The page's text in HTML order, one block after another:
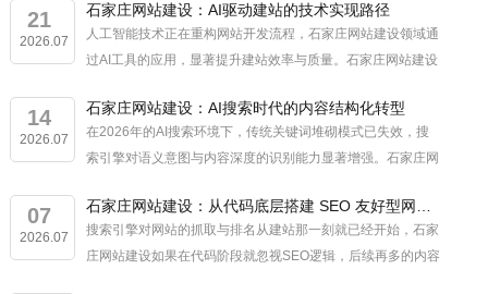
涉及内容模型设计、媒体处理流程、...
21
2026.07
石家庄网站建设：AI驱动建站的技术实现路径
人工智能技术正在重构网站开发流程，石家庄网站建设领域通
过AI工具的应用，显著提升建站效率与质量。石家庄网站建设
核心环节，形成系统化的技术实现...
14
2026.07
石家庄网站建设：AI搜索时代的内容结构化转型
在2026年的AI搜索环境下，传统关键词堆砌模式已失效，搜
索引擎对语义意图与内容深度的识别能力显著增强。石家庄网
解的结构化信息体系。内容主...
07
2026.07
石家庄网站建设：从代码底层搭建 SEO 友好型网站架构
搜索引擎对网站的抓取与排名从建站那一刻就已经开始，石家
庄网站建设如果在代码阶段就忽视SEO逻辑，后续再多的内容